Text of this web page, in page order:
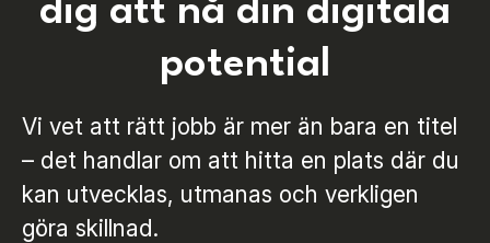
dig att nå din digitala
potential
Vi vet att rätt jobb är mer än bara en titel
– det handlar om att hitta en plats där du
kan utvecklas, utmanas och verkligen
göra skillnad.